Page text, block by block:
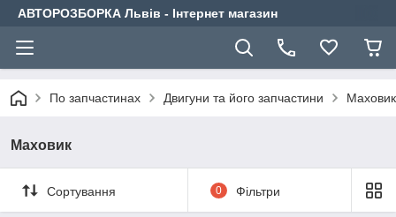
АВТОРОЗБОРКА Львів - Інтернет магазин
По запчастинах Двигуни та його запчастини Маховик
Маховик
Сортування 0 Фільтри